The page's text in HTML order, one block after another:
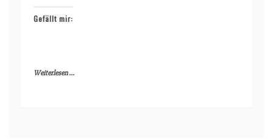
Gefällt mir:
Weiterlesen ...